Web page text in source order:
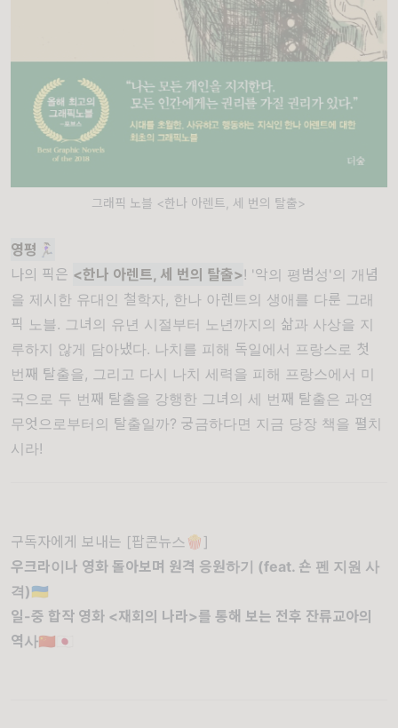
그래픽 노블 <한나 아렌트, 세 번의 탈출>
영평🏃🏻‍♀️
나의 픽은 <한나 아렌트, 세 번의 탈출>! '악의 평범성'의 개념
을 제시한 유대인 철학자, 한나 아렌트의 생애를 다룬 그래
픽 노블. 그녀의 유년 시절부터 노년까지의 삶과 사상을 지
루하지 않게 담아냈다. 나치를 피해 독일에서 프랑스로 첫
번째 탈출을, 그리고 다시 나치 세력을 피해 프랑스에서 미
국으로 두 번째 탈출을 강행한 그녀의 세 번째 탈출은 과연
무엇으로부터의 탈출일까? 궁금하다면 지금 당장 책을 펼치
시라!
구독자에게 보내는 [팝콘뉴스🍿]
우크라이나 영화 돌아보며 원격 응원하기 (feat. 숀 펜 지원 사
격)🇺🇦
일-중 합작 영화 <재회의 나라>를 통해 보는 전후 잔류교아의
역사🇨🇳🇯🇵